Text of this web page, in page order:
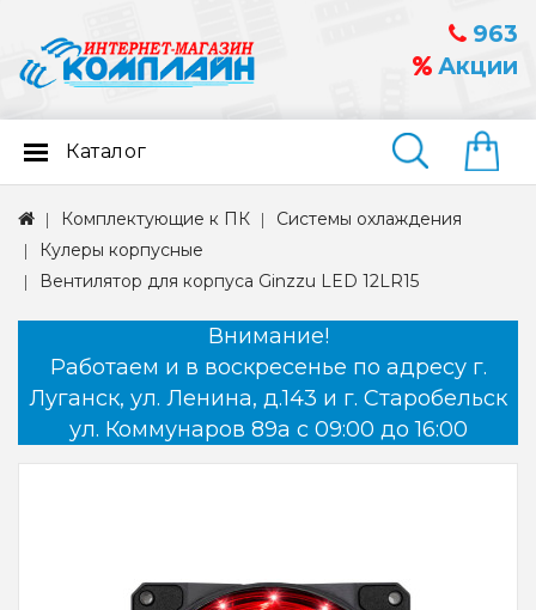
963
Акции
Найти
Каталог
Комплектующие к ПК
Системы охлаждения
Кулеры корпусные
Вентилятор для корпуса Ginzzu LED 12LR15
Внимание!
Работаем и в воскресенье по адресу г.
Луганск, ул. Ленина, д.143 и г. Старобельск
ул. Коммунаров 89а с 09:00 до 16:00